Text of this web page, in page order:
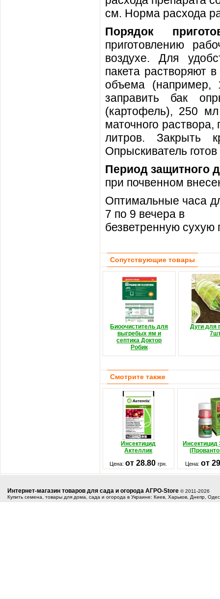
см. Норма расхода
Порядок
приготовлению
воздухе. Для
пакета растворяют
объема (например,
заправить бак
(картофель), 250
маточного
литров. Закрыть
Опрыскиватель готов
Период защитного
при почвенном
Оптимальные часа
7 по 9 вечера в
безветренную сухую
Сопутствующие товары
Биоочиститель для
выгребых ям и
септика Доктор
Робик
Дуги для
Смотрите также
Инсектицид
Актеллик
Цена:от 28.80грн. Цена: от
Интернет-магазин товаров для сада и огорода АГРО-Store © 2011-2026
Купить семена, товары для дома, сада и огорода в Украине: Киев, Харьков, Днепр,